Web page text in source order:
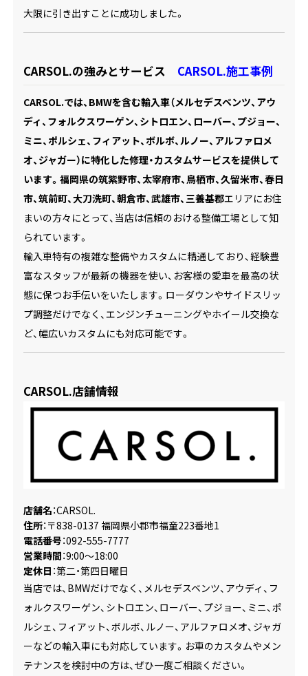
大限に引き出すことに成功しました。
CARSOL.の強みとサービス CARSOL.施工事例
CARSOL.では、BMWを含む輸入車（メルセデスベンツ、アウ
ディ、フォルクスワーゲン、シトロエン、ローバー、プジョー、
ミニ、ポルシェ、フィアット、ボルボ、ルノー、アルファロメ
オ、ジャガー）に特化した修理・カスタムサービスを提供して
います。福岡県の筑紫野市、太宰府市、鳥栖市、久留米市、春日
市、筑前町、大刀洗町、朝倉市、武雄市、三養基郡エリアにお住
まいの方々にとって、当店は信頼のおける整備工場として知
られています。
輸入車特有の複雑な整備やカスタムに精通しており、経験豊
富なスタッフが最新の機器を使い、お客様の愛車を最高の状
態に保つお手伝いをいたします。ローダウンやサイドスリッ
プ調整だけでなく、エンジンチューニングやホイール交換な
ど、幅広いカスタムにも対応可能です。
CARSOL.店舗情報
店舗名：CARSOL.
住所：〒838-0137 福岡県小郡市福童223番地1
電話番号：092-555-7777
営業時間：9:00～18:00
定休日 ：第二・第四日曜日
当店では、BMWだけでなく、メルセデスベンツ、アウディ、フ
ォルクスワーゲン、シトロエン、ローバー、プジョー、ミニ、ポ
ルシェ、フィアット、ボルボ、ルノー、アルファロメオ、ジャガ
ーなどの輸入車にも対応しています。お車のカスタムやメン
テナンスを検討中の方は、ぜひ一度ご相談ください。